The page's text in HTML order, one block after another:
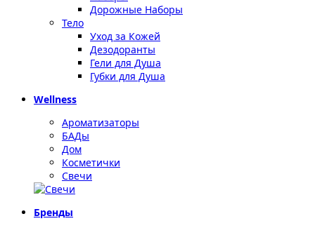
Дорожные Наборы
Тело
Уход за Кожей
Дезодоранты
Гели для Душа
Губки для Душа
Wellness
Ароматизаторы
БАДы
Дом
Косметички
Свечи
Бренды